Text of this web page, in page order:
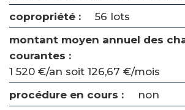
copropriété :
56 lots
montant moyen annuel des
courantes :
1 520 €/an soit 126,67 €/mois
procédure en cours :
non